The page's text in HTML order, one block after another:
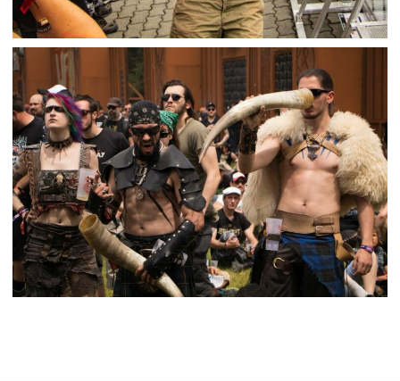
LC/DC #19 – HELLFEST – SAMEDI 29 JUIN 2024 –
PODCAST ET PHOTOS
2024-10-18 Festival,LC/DC,Numérique
Photos,Podcasts